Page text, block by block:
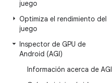
juego
Optimiza el rendimiento del
juego
Inspector de GPU de
Android (AGI)
Información acerca de AGI